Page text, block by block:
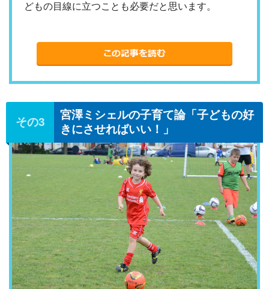
どもの目線に立つことも必要だと思います。
宮澤ミシェルの子育て論「子どもの好
きにさせればいい！」